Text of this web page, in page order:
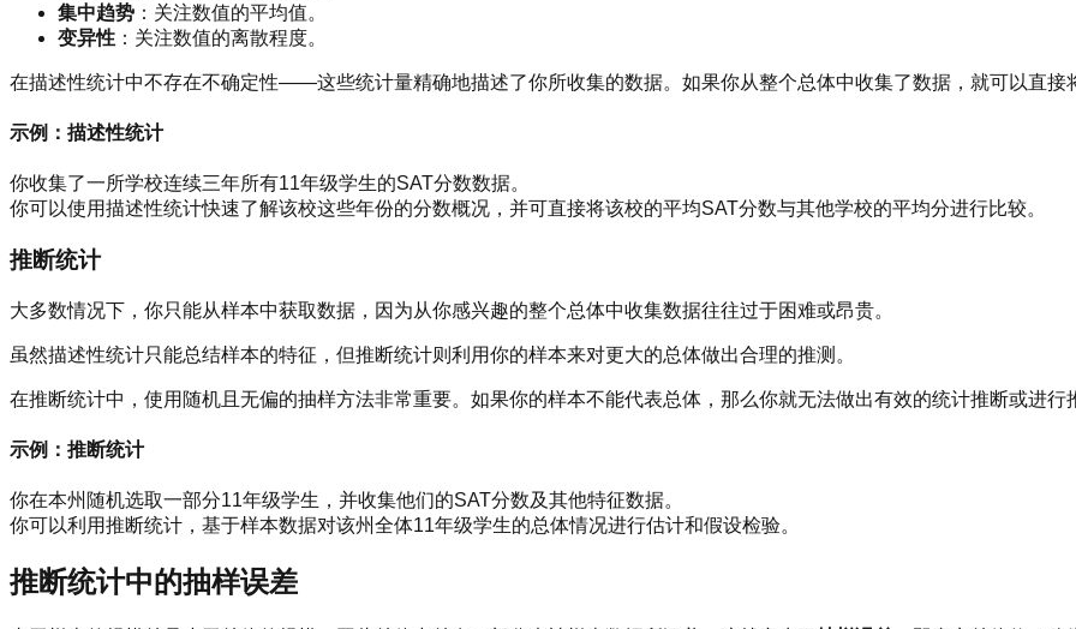
集中趋势 ：关注数值的平均值。
变异性 ：关注数值的离散程度。
在描述性统计中不存在不确定性——这些统计量精确地描述了你所收集的数据。如果你从整个总体中收集了数据，就可以直接
示例：描述性统计
你收集了一所学校连续三年所有11年级学生的SAT分数数据。
你可以使用描述性统计快速了解该校这些年份的分数概况，并可直接将该校的平均SAT分数与其他学校的平均分进行比较。
推断统计
大多数情况下，你只能从样本中获取数据，因为从你感兴趣的整个总体中收集数据往往过于困难或昂贵。
虽然描述性统计只能总结样本的特征，但推断统计则利用你的样本来对更大的总体做出合理的推测。
在推断统计中，使用随机且无偏的抽样方法非常重要。如果你的样本不能代表总体，那么你就无法做出有效的统计推断或进行
示例：推断统计
你在本州随机选取一部分11年级学生，并收集他们的SAT分数及其他特征数据。
你可以利用推断统计，基于样本数据对该州全体11年级学生的总体情况进行估计和假设检验。
推断统计中的抽样误差